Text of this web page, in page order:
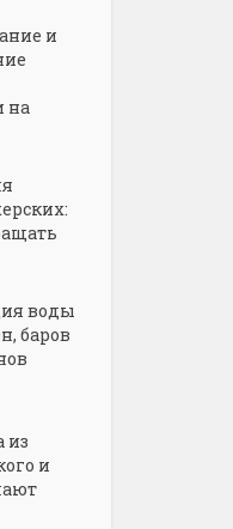
и
на
воды
баров
из
и